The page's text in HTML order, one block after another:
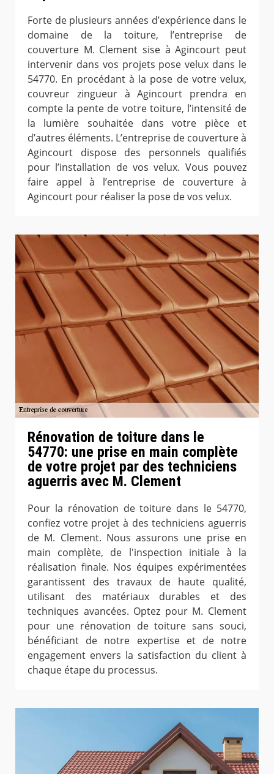
Forte de plusieurs années d’expérience dans le
domaine de la toiture, l’entreprise de
couverture M. Clement sise à Agincourt peut
intervenir dans vos projets pose velux dans le
54770. En procédant à la pose de votre velux,
couvreur zingueur à Agincourt prendra en
compte la pente de votre toiture, l’intensité de
la lumière souhaitée dans votre pièce et
d’autres éléments. L’entreprise de couverture à
Agincourt dispose des personnels qualifiés
pour l’installation de vos velux. Vous pouvez
faire appel à l’entreprise de couverture à
Agincourt pour réaliser la pose de vos velux.
Rénovation de toiture dans le
54770: une prise en main complète
de votre projet par des techniciens
aguerris avec M. Clement
Pour la rénovation de toiture dans le 54770,
confiez votre projet à des techniciens aguerris
de M. Clement. Nous assurons une prise en
main complète, de l'inspection initiale à la
réalisation finale. Nos équipes expérimentées
garantissent des travaux de haute qualité,
utilisant des matériaux durables et des
techniques avancées. Optez pour M. Clement
pour une rénovation de toiture sans souci,
bénéficiant de notre expertise et de notre
engagement envers la satisfaction du client à
chaque étape du processus.